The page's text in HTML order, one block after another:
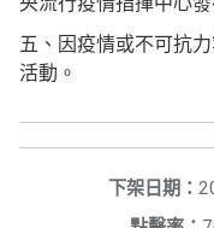
五、因疫情或不可抗
活動。
下架日期：